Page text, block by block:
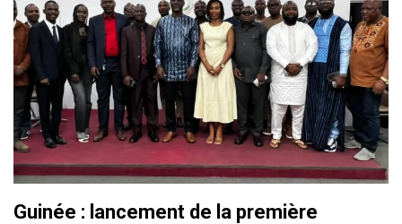
Guinée : lancement de la première